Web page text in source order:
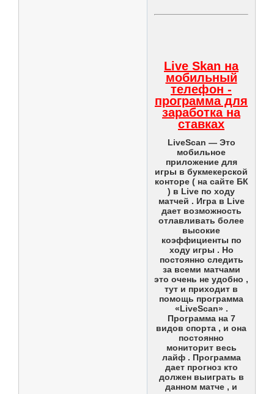
Live Skan на
мобильный
телефон -
программа для
заработка на
ставках
LiveScan — Это
мобильное
приложение для
игры в букмекерской
конторе ( на сайте БК
) в Live по ходу
матчей . Игра в Live
дает возможность
отлавливать более
высокие
коэффициенты по
ходу игры . Но
постоянно следить
за всеми матчами
это очень не удобно ,
тут и приходит в
помощь программа
«LiveScan» .
Программа на 7
видов спорта , и она
постоянно
мониторит весь
лайф . Программа
дает прогноз кто
должен выиграть в
данном матче , и